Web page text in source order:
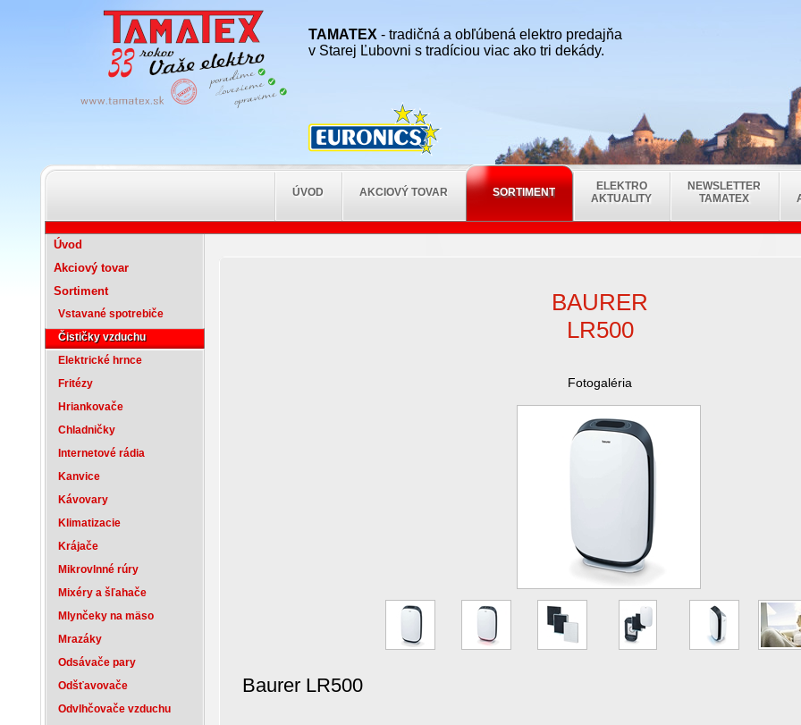
TAMATEX - tradičná a obľúbená elektro predajňa
v Starej Ľubovni s tradíciou viac ako tri dekády.
ÚVOD AKCIOVÝ TOVAR SORTIMENT
ELEKTRO
AKTUALITY
NEWSLETTER
TAMATEX
Úvod
Akciový tovar
Sortiment
Vstavané spotrebiče
Čističky vzduchu
Elektrické hrnce
Fritézy
Hriankovače
Chladničky
Internetové rádia
Kanvice
Kávovary
Klimatizacie
Krájače
Mikrovlnné rúry
Mixéry a šľahače
Mlynčeky na mäso
Mrazáky
Odsávače pary
Odšťavovače
Odvlhčovače vzduchu
BAURER
LR500
Fotogaléria
Baurer LR500